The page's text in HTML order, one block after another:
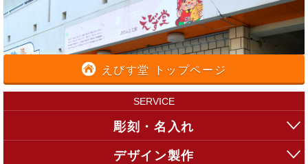
えびす堂 トップページ
SERVICE
彫刻・名入れ
デザイン製作